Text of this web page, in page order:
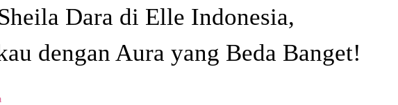
Dara di Elle Indonesia,
dengan Aura yang Beda Banget!